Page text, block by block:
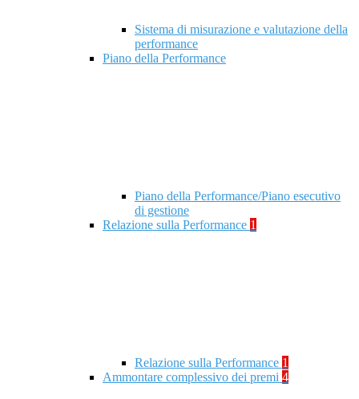
Sistema di misurazione e valutazione della
performance
Piano della Performance
Piano della Performance/Piano esecutivo
di gestione
Relazione sulla Performance 1
Relazione sulla Performance 1
Ammontare complessivo dei premi 4